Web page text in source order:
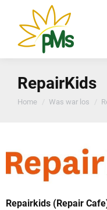
RepairKids
You are here:
Home Was war los
Repairkids (Repair